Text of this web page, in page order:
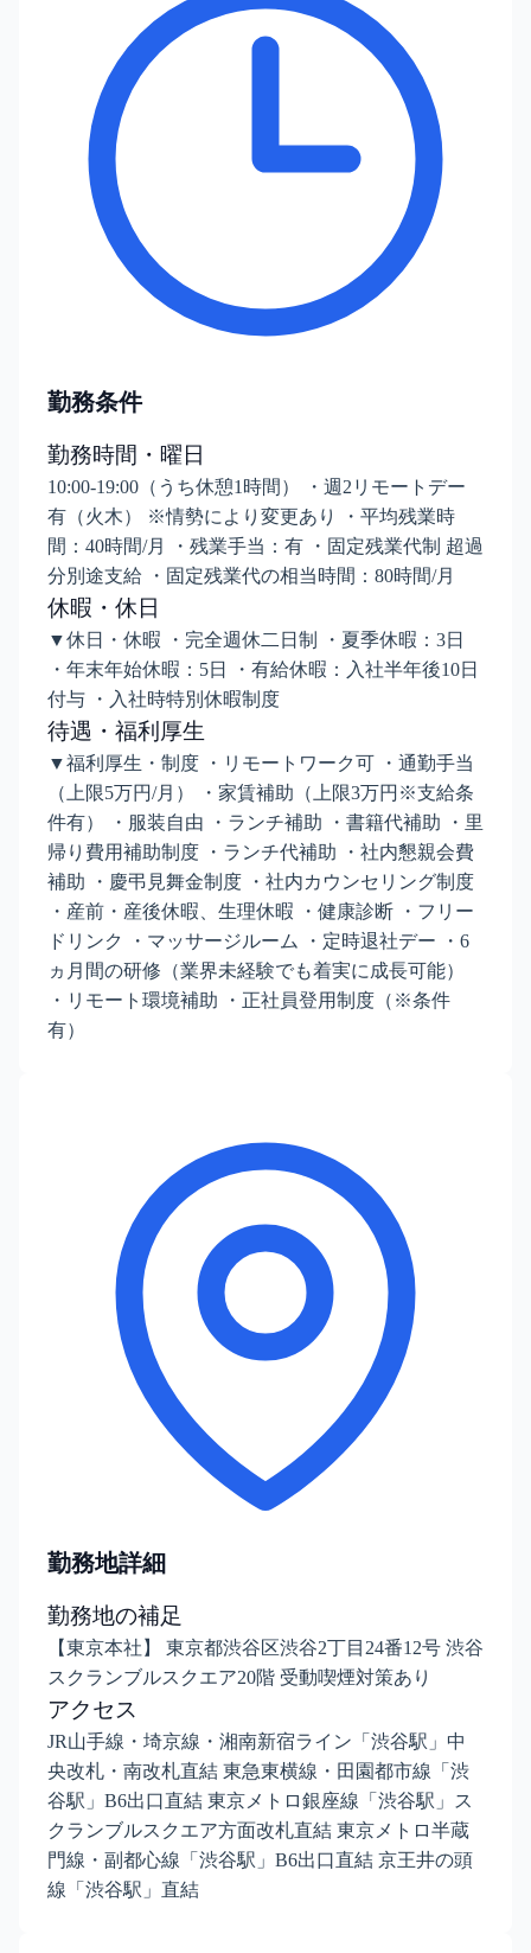
勤務条件
勤務時間・曜日
10:00-19:00（うち休憩1時間） ・週2リモートデー
有（火木） ※情勢により変更あり ・平均残業時
間：40時間/月 ・残業手当：有 ・固定残業代制 超過
分別途支給 ・固定残業代の相当時間：80時間/月
休暇・休日
▼休日・休暇 ・完全週休二日制 ・夏季休暇：3日
・年末年始休暇：5日 ・有給休暇：入社半年後10日
付与 ・入社時特別休暇制度
待遇・福利厚生
▼福利厚生・制度 ・リモートワーク可 ・通勤手当
（上限5万円/月） ・家賃補助（上限3万円※支給条
件有） ・服装自由 ・ランチ補助 ・書籍代補助 ・里
帰り費用補助制度 ・ランチ代補助 ・社内懇親会費
補助 ・慶弔見舞金制度 ・社内カウンセリング制度
・産前・産後休暇、生理休暇 ・健康診断 ・フリー
ドリンク ・マッサージルーム ・定時退社デー ・6
ヵ月間の研修（業界未経験でも着実に成長可能）
・リモート環境補助 ・正社員登用制度（※条件
有）
勤務地詳細
勤務地の補足
【東京本社】 東京都渋谷区渋谷2丁目24番12号 渋谷
スクランブルスクエア20階 受動喫煙対策あり
アクセス
JR山手線・埼京線・湘南新宿ライン「渋谷駅」中
央改札・南改札直結 東急東横線・田園都市線「渋
谷駅」B6出口直結 東京メトロ銀座線「渋谷駅」ス
クランブルスクエア方面改札直結 東京メトロ半蔵
門線・副都心線「渋谷駅」B6出口直結 京王井の頭
線「渋谷駅」直結